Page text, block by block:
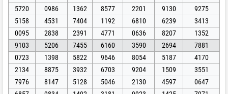
5720
0986 1362 8577 2201 9130
9275
5158
4531 7404 1192 6810 6239
3413
0095
2838 2391 4771 0636 8207
1352
9103
5206 7455 6160 3590 2694
7881
0723
1398 5822 9646 8054 5187
4170
2134
8875 3932 6703 9204 1509
3551
7976
8147 5128 5046 2130 4597
0647